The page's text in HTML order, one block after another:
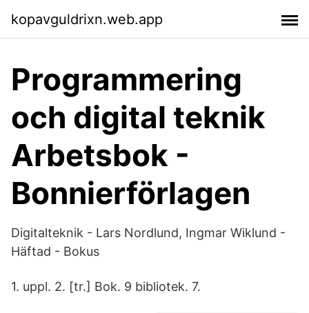
kopavguldrixn.web.app
Programmering
och digital teknik
Arbetsbok -
Bonnierförlagen
Digitalteknik - Lars Nordlund, Ingmar Wiklund -
Häftad - Bokus
1. uppl. 2. [tr.] Bok. 9 bibliotek. 7.